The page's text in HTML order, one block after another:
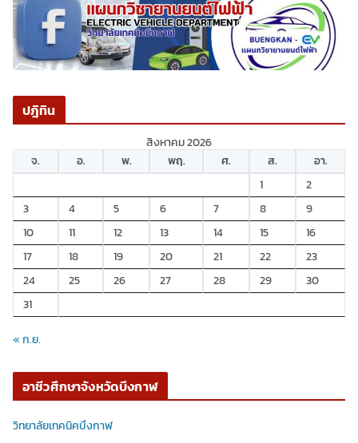
ปฎิทิน
สิงหาคม 2026
จ.
อ. พ. พฤ. ศ. ส.
อา.
1
2
3
4 5 6 7 8
9
10
11 12 13 14 15
16
17
18 19 20 21 22
23
24
25 26 27 28 29
30
31
« ก.ย.
อาชีวศึกษาจังหวัดบึงกาฬ
วิทยาลัยเทคนิคบึงกาฬ